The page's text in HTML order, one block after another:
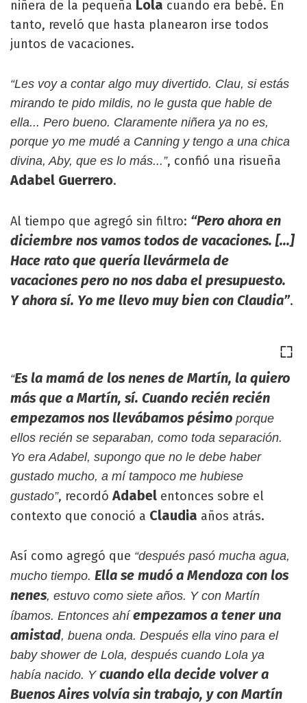
niñera de la pequeña Lola cuando era bebé. En
tanto, reveló que hasta planearon irse todos
juntos de vacaciones.
“Les voy a contar algo muy divertido. Clau, si estás
mirando te pido mildis, no le gusta que hable de
ella... Pero bueno. Claramente niñera ya no es,
porque yo me mudé a Canning y tengo a una chica
divina, Aby, que es lo más...”, confió una risueña
Adabel Guerrero.
Al tiempo que agregó sin filtro: “Pero ahora en
diciembre nos vamos todos de vacaciones. [...]
Hace rato que quería llevármela de
vacaciones pero no nos daba el presupuesto.
Y ahora sí. Yo me llevo muy bien con Claudia”.
“Es la mamá de los nenes de Martín, la quiero
más que a Martín, sí. Cuando recién recién
empezamos nos llevábamos pésimo porque
ellos recién se separaban, como toda separación.
Yo era Adabel, supongo que no le debe haber
gustado mucho, a mí tampoco me hubiese
gustado”, recordóAdabel entonces sobre el
contexto que conoció a Claudia años atrás.
Así como agregó que “después pasó mucha agua,
mucho tiempo. Ella se mudó a Mendoza con los
nenes, estuvo como siete años. Y con Martín
íbamos. Entonces ahíempezamos a tener una
amistad, buena onda. Después ella vino para el
baby shower de Lola, después cuando Lola ya
había nacido. Ycuando ella decide volver a
Buenos Aires volvía sin trabajo, y con Martín